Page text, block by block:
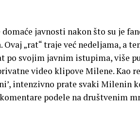
javnosti nakon što su je
„rat“ traje već nedeljama, a
po svojim javnim istupima, više
video klipove Milene. Kao
intenzivno prate svaki Milenin
podele na društvenim